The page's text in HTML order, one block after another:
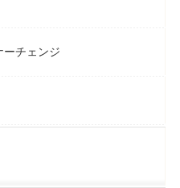
ーチェンジ